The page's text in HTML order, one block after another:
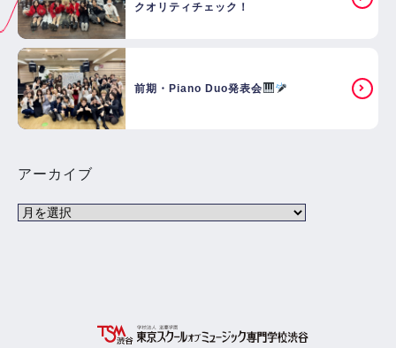
クオリティチェック！
前期・Piano Duo発表会
アーカイブ